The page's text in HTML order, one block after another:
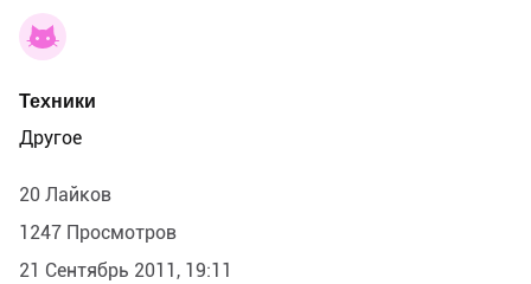
Техники
Другое
20 Лайков
1247 Просмотров
21 Сентябрь 2011, 19:11